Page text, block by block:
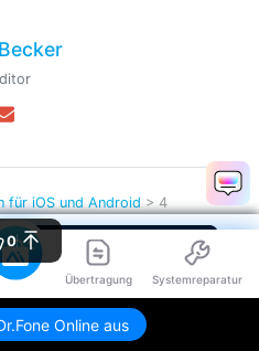
Übertragung Systemreparatur
Online aus
für iOS und Android > 4
Bumble-Standort zu ändern
0